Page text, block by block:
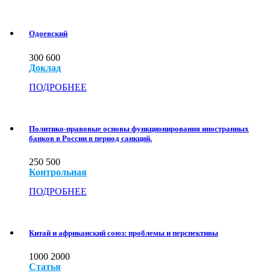
Одоевский
300 600
Доклад
ПОДРОБНЕЕ
Политико-правовые основы функционирования иностранных
банков в России в период санкций.
250 500
Контрольная
ПОДРОБНЕЕ
Китай и африканский союз: проблемы и перспективы
1000 2000
Статья